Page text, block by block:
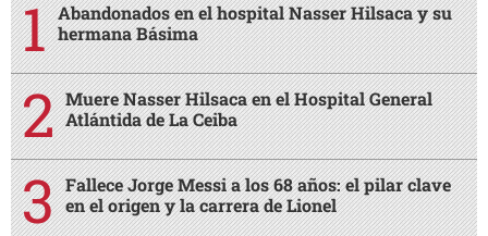
Abandonados en el hospital Nasser Hilsaca y su
hermana Básima
Muere Nasser Hilsaca en el Hospital General
Atlántida de La Ceiba
Fallece Jorge Messi a los 68 años: el pilar clave
en el origen y la carrera de Lionel